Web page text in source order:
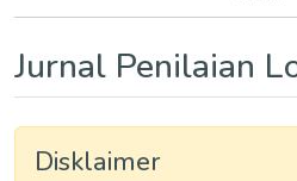
Jurnal Penilaian
Disklaimer